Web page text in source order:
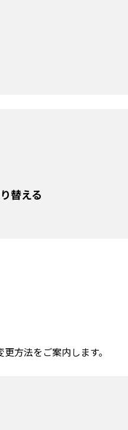
替える
方法をご案内します。